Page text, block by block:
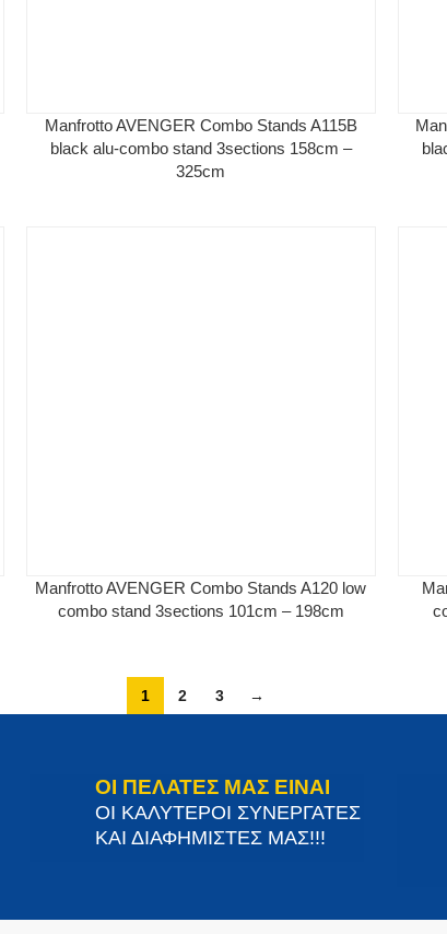
Manfrotto AVENGER Combo Stands A115B
black alu-combo stand 3sections 158cm –
325cm
Manfrotto AVENGER Combo Stands A120 low
combo stand 3sections 101cm – 198cm
1 2 3 →
ΟΙ ΠΕΛΑΤΕΣ ΜΑΣ ΕΙΝΑΙ
ΟΙ ΚΑΛΥΤΕΡΟΙ ΣΥΝΕΡΓΑΤΕΣ
ΚΑΙ ΔΙΑΦΗΜΙΣΤΕΣ ΜΑΣ!!!